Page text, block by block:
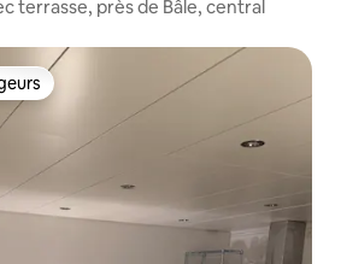
terrasse, près de Bâle, central